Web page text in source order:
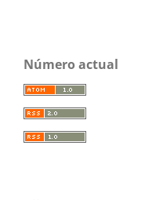
Número actual